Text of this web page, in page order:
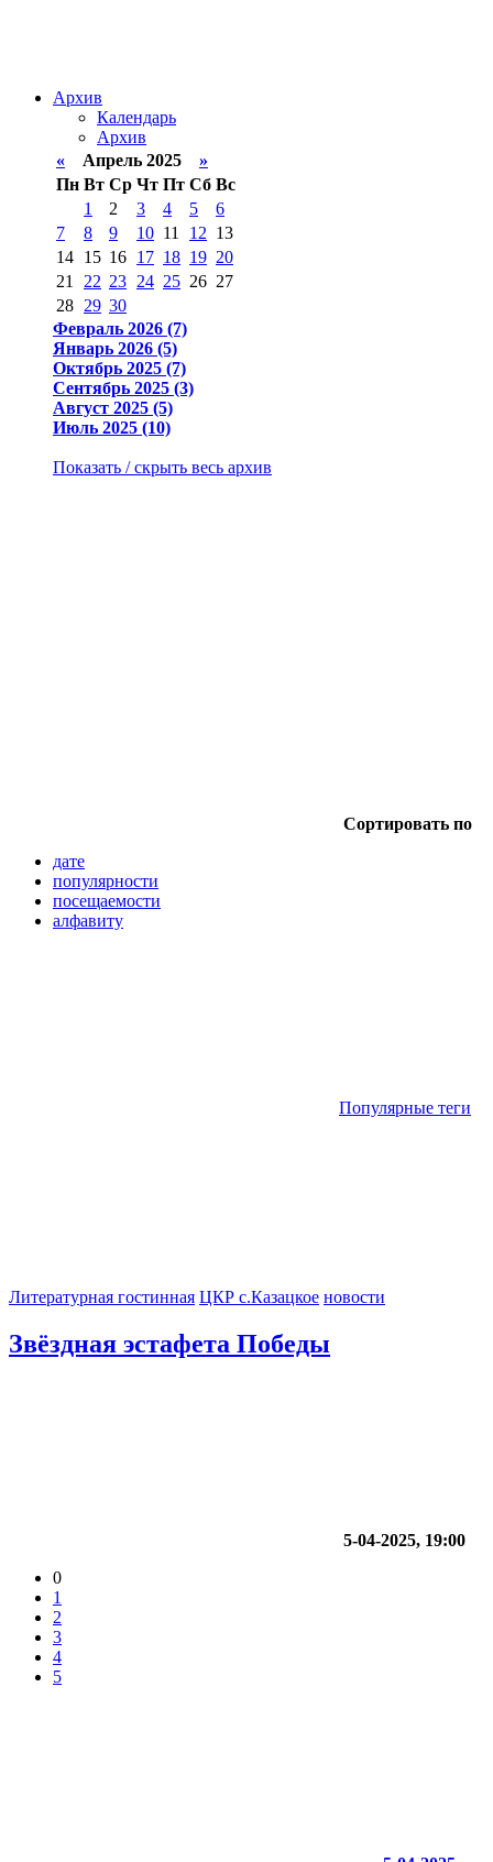
Архив
Календарь
Архив
« Апрель 2025 »
Пн Вт Ср Чт Пт Сб Вс
1
2 3 4 5
6
7
8 9 10 11 12 13
14 15 16 17 18 19 20
21
22 23 24 25 26 27
28 29 30
Февраль 2026 (7)
Январь 2026 (5)
Октябрь 2025 (7)
Сентябрь 2025 (3)
Август 2025 (5)
Июль 2025 (10)
Показать / скрыть весь архив
Сортировать по
дате
популярности
посещаемости
алфавиту
Популярные теги
Литературная гостинная ЦКР с.Казацкое новости
Звёздная эстафета Победы
5-04-2025, 19:00
0
1
2
3
4
5